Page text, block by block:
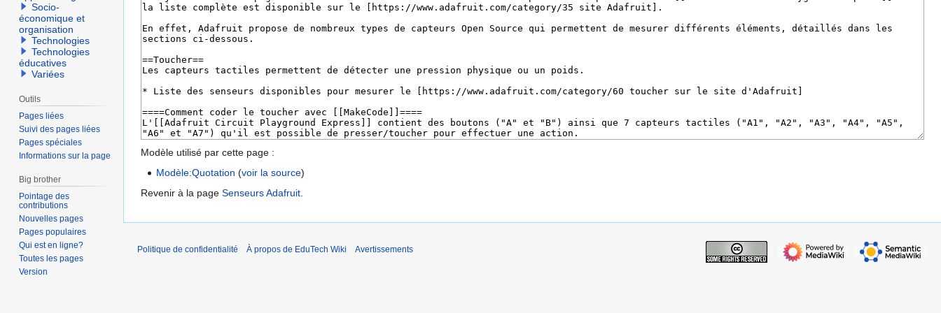
Modèle utilisé par cette page :
Modèle:Quotation (voir la source)
Revenir à la page Senseurs Adafruit
Socio-
économique et
organisation
Technologies
Technologies
éducatives
Variées
Outils
Pages liées
Suivi des pages liées
Pages spéciales
Informations sur la page
Big brother
Pointage des
contributions
Nouvelles pages
Pages populaires
Qui est en ligne?
Toutes les pages
Version
Politique de confidentialité À propos de EduTech Wiki Avertissements